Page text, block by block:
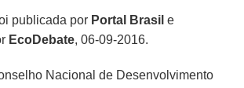
publicada por Portal Brasil e
EcoDebate, 06-09-2016.
Nacional de Desenvolvimento